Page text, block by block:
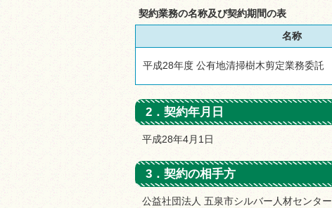
契約業務の名称及び契約期間の表
名称
平成28年度 公有地清掃樹木剪定業務委託
2．契約年月日
平成28年4月1日
3．契約の相手方
公益社団法人 五泉市シルバー人材センター